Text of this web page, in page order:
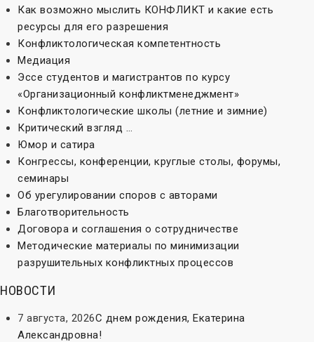
Как возможно мыслить КОНФЛИКТ и какие есть
ресурсы для его разрешения
Конфликтологическая компетентность
Медиация
Эссе студентов и магистрантов по курсу
«Организационный конфликтменеджмент»
Конфликтологические школы (летние и зимние)
Критический взгляд …
Юмор и сатира
Конгрессы, конференции, круглые столы, форумы,
семинары
Об урегулировании споров с авторами
Благотворительность
Договора и соглашения о сотрудничестве
Методические материалы по минимизации
разрушительных конфликтных процессов
НОВОСТИ
7 августа, 2026С днем рождения, Екатерина
Александровна!